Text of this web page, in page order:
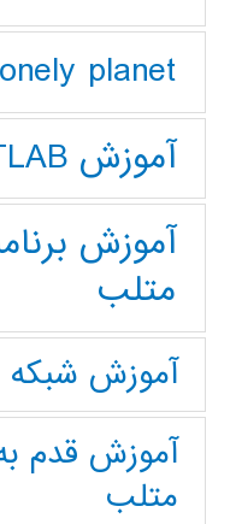
planet
آموزش MATLAB
آموزش
متلب
آموزش
آموزش قدم
متلب